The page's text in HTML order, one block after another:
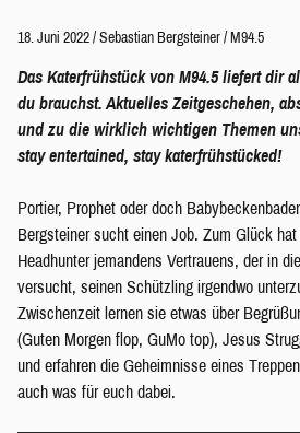
18. Juni 2022 / Sebastian Bergsteiner / M94.5
Das Katerfrühstück von M94.5 liefert dir
du brauchst. Aktuelles Zeitgeschehen,
und zu die wirklich wichtigen Themen
stay entertained, stay katerfrühstücked!
Portier, Prophet oder doch
Bergsteiner sucht einen Job. Zum Glück
Headhunter jemandens Vertrauens, der in
versucht, seinen Schützling irgendwo
Zwischenzeit lernen sie etwas über
(Guten Morgen flop, GuMo top), Jesus
und erfahren die Geheimnisse eines
auch was für euch dabei.